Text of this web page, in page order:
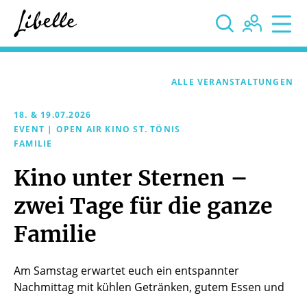
  
18. & 19.07.2026
EVENT | OPEN AIR KINO ST. TÖNIS
FAMILIE
ALLE VERANSTALTUNGEN
Kino unter Sternen –
zwei Tage für die ganze
Familie
Am Samstag erwartet euch ein entspannter
Nachmittag mit kühlen Getränken, gutem Essen und